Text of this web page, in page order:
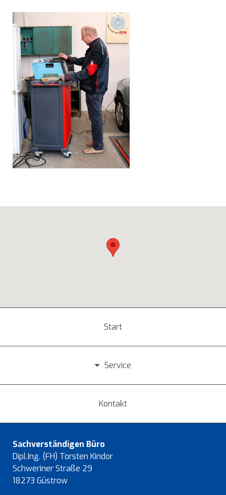
Start
Service
Kontakt
Sachverständigen Büro
Dipl.Ing. (FH) Torsten Kindor
Schweriner Straße 29
18273 Güstrow